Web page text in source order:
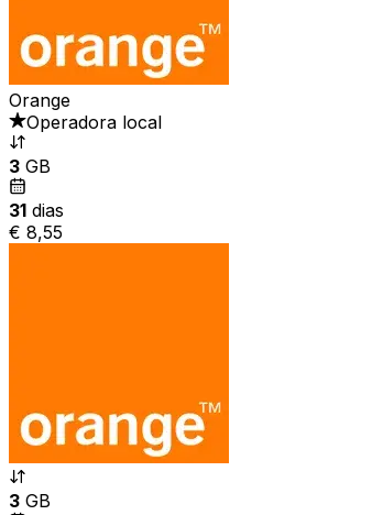
Orange
Operadora local
3 GB
31 dias
€ 8,55
3 GB